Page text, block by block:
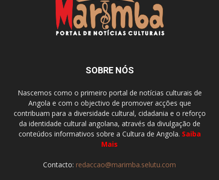
SOBRE NÓS
Nascemos como o primeiro portal de notícias culturais de
Angola e com o objectivo de promover acções que
contribuam para a diversidade cultural, cidadania e o reforço
da identidade cultural angolana, através da divulgação de
conteúdos informativos sobre a Cultura de Angola. Saiba
Mais
Contacto: redaccao@marimba.selutu.com